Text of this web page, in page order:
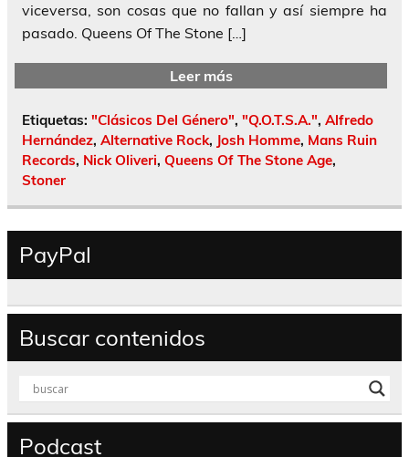
viceversa, son cosas que no fallan y así siempre ha
pasado. Queens Of The Stone […]
Leer más
Etiquetas: "Clásicos Del Género", "Q.O.T.S.A.", Alfredo
Hernández, Alternative Rock, Josh Homme, Mans Ruin
Records, Nick Oliveri, Queens Of The Stone Age,
Stoner
PayPal
Buscar contenidos
Podcast